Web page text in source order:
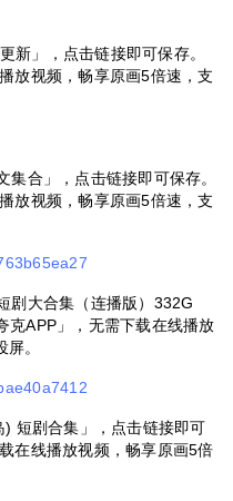
新」，点击链接即可保存。
放视频，畅享原画5倍速，支
合」，点击链接即可保存。
放视频，畅享原画5倍速，支
剧大合集（连播版）332G
克APP」，无需下载在线播放
。
短剧合集」，点击链接即可
在线播放视频，畅享原画5倍